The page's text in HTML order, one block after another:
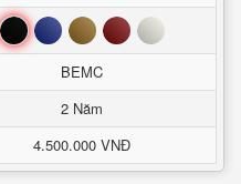
Đen Xanh Nâu Đỏ Trắng
BEMC
2 Năm
4.500.000 VNĐ